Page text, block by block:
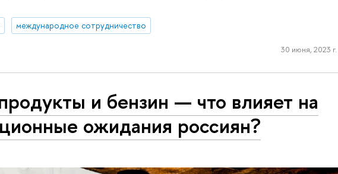
международное сотрудничество
30 июня, 2023 г.
и бензин — что влияет на
ожидания россиян?